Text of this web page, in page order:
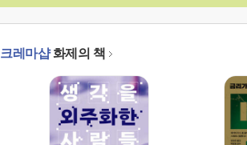
크레마샵화제의 책